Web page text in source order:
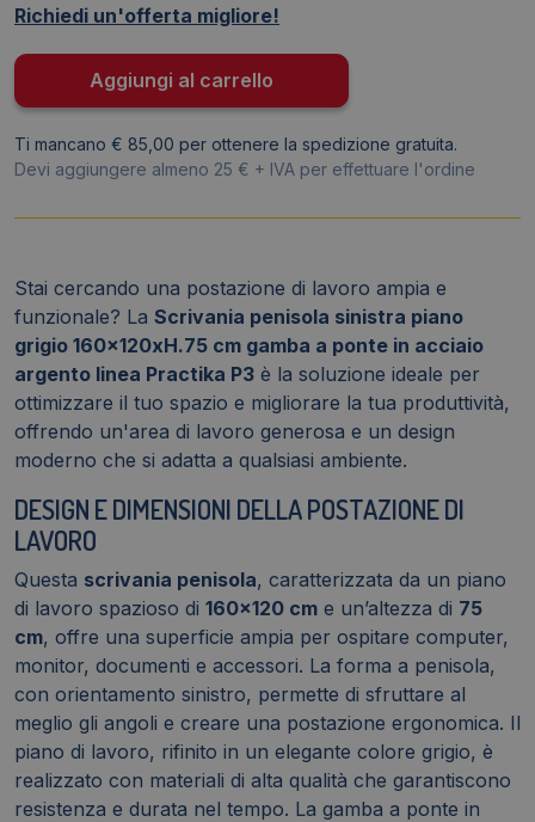
160x120xh.75
gamba
a
in
Argento
P3
ECSPT16S-
GR-
A
quantità
Richiedi un'offerta migliore!
Aggiungi al carrello
Ti mancano € 85,00 per ottenere la spedizione gratuita.
Devi aggiungere almeno 25 € + IVA per effettuare l'ordine
Stai cercando una postazione di lavoro ampia e
funzionale? La Scrivania penisola sinistra piano
grigio 160x120xH.75 cm gamba a ponte in acciaio
argento linea Practika P3 è la soluzione ideale per
ottimizzare il tuo spazio e migliorare la tua produttività,
offrendo un'area di lavoro generosa e un design
moderno che si adatta a qualsiasi ambiente.
DESIGN E DIMENSIONI DELLA POSTAZIONE DI
LAVORO
Questa scrivania penisola, caratterizzata da un piano
di lavoro spazioso di 160x120 cm e un’altezza di 75
cm, offre una superficie ampia per ospitare computer,
monitor, documenti e accessori. La forma a penisola,
con orientamento sinistro, permette di sfruttare al
meglio gli angoli e creare una postazione ergonomica. Il
piano di lavoro, rifinito in un elegante colore grigio, è
realizzato con materiali di alta qualità che garantiscono
resistenza e durata nel tempo. La gamba a ponte in